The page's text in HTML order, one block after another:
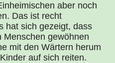
aber noch
Das ist recht
hat sich gezeigt, dass
Menschen gewöhnen
mit den Wärtern herum
auf sich reiten.